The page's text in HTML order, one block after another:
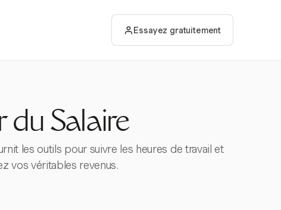
Essayez gratuitement
du Salaire
les outils pour suivre les heures de travail et
vos véritables revenus.